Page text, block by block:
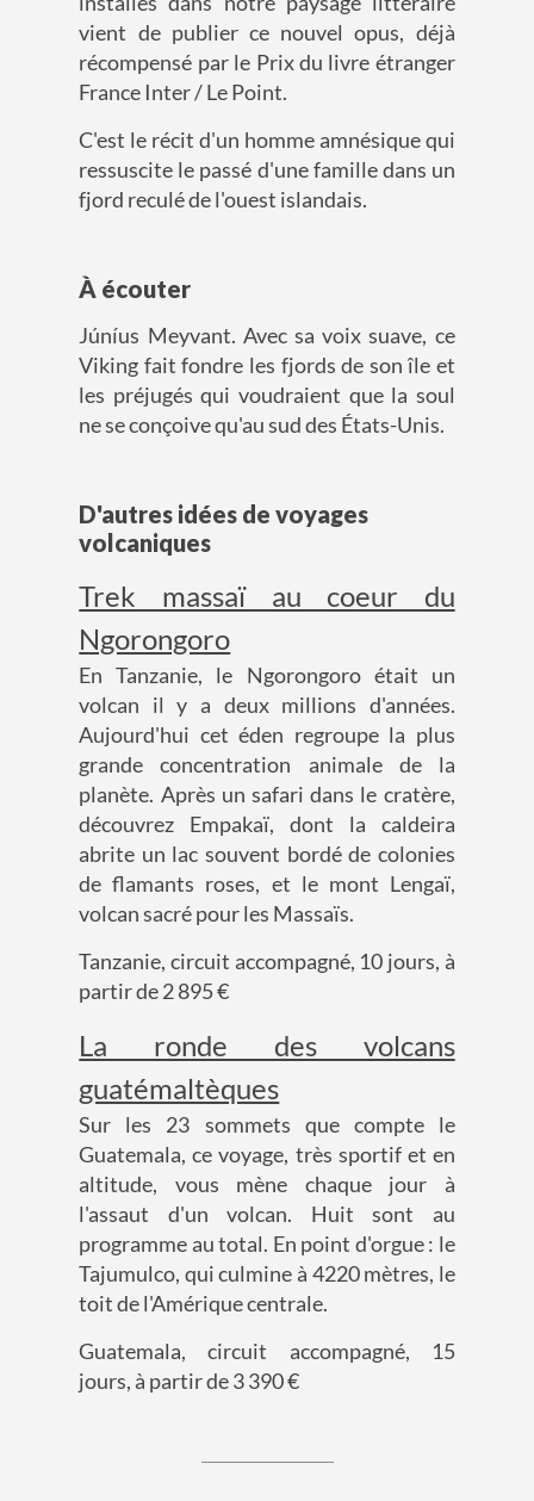
vient de publier ce nouvel opus, déjà
récompensé par le Prix du livre étranger
France Inter / Le Point.
C'est le récit d'un homme amnésique qui
ressuscite le passé d'une famille dans un
fjord reculé de l'ouest islandais.
À écouter
Júníus Meyvant. Avec sa voix suave, ce
Viking fait fondre les fjords de son île et
les préjugés qui voudraient que la soul
ne se conçoive qu'au sud des États-Unis.
D'autres idées de voyages
volcaniques
Trek massaï au coeur du
Ngorongoro
En Tanzanie, le Ngorongoro était un
volcan il y a deux millions d'années.
Aujourd'hui cet éden regroupe la plus
grande concentration animale de la
planète. Après un safari dans le cratère,
découvrez Empakaï, dont la caldeira
abrite un lac souvent bordé de colonies
de flamants roses, et le mont Lengaï,
volcan sacré pour les Massaïs.
Tanzanie, circuit accompagné, 10 jours, à
partir de 2 895 €
La ronde des volcans
guatémaltèques
Sur les 23 sommets que compte le
Guatemala, ce voyage, très sportif et en
altitude, vous mène chaque jour à
l'assaut d'un volcan. Huit sont au
programme au total. En point d'orgue : le
Tajumulco, qui culmine à 4220 mètres, le
toit de l'Amérique centrale.
Guatemala, circuit accompagné, 15
jours, à partir de 3 390 €